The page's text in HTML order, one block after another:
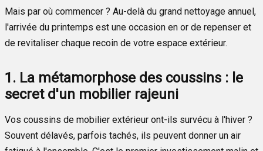
Mais par où commencer ? Au-delà du grand nettoyage annuel,
l'arrivée du printemps est une occasion en or de repenser et
de revitaliser chaque recoin de votre espace extérieur.
1. La métamorphose des coussins : le
secret d'un mobilier rajeuni
Vos coussins de mobilier extérieur ont-ils survécu à l'hiver ?
Souvent délavés, parfois tachés, ils peuvent donner un air